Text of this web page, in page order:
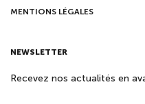
MENTIONS LÉGALES
NEWSLETTER
Recevez nos actualités en